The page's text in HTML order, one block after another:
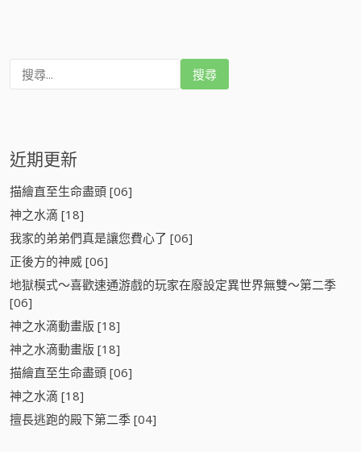
近期更新
描繪直至生命盡頭 [06]
神之水滴 [18]
我家的弟弟們真是讓您費心了 [06]
正後方的神威 [06]
地獄模式～喜歡速通游戲的玩家在廢設定異世界無雙～第二季
[06]
神之水滴動畫版 [18]
神之水滴動畫版 [18]
描繪直至生命盡頭 [06]
神之水滴 [18]
擅長逃跑的殿下第二季 [04]